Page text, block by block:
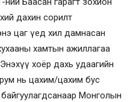
дахин сорилт
цаг үед хил дамнасан
хамтын ажиллагаа
хоёр дахь удаагийн
нь цахим/цахим бус
Монголын